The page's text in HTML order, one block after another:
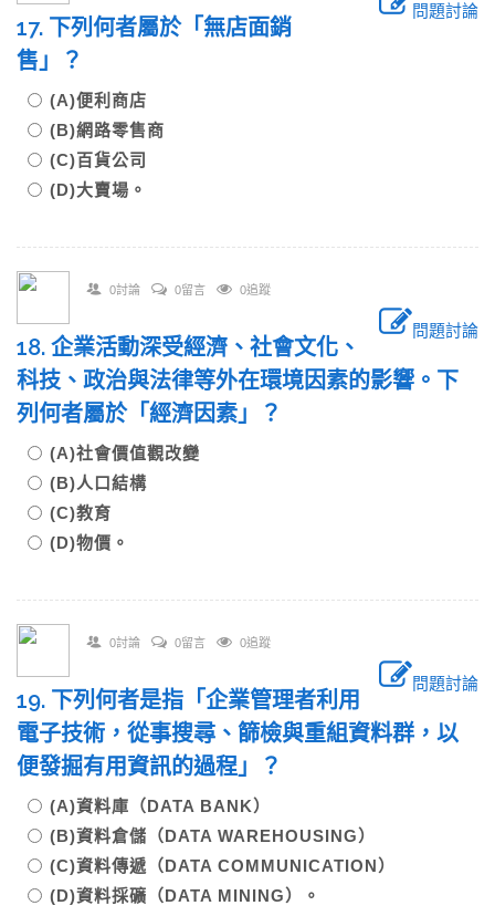
問題討論
17. 下列何者屬於「無店面銷
售」？
(A)便利商店
(B)網路零售商
(C)百貨公司
(D)大賣場。
0討論 0留言 0追蹤
問題討論
18. 企業活動深受經濟、社會文化、
科技、政治與法律等外在環境因素的影響。下
列何者屬於「經濟因素」？
(A)社會價值觀改變
(B)人口結構
(C)教育
(D)物價。
0討論 0留言 0追蹤
問題討論
19. 下列何者是指「企業管理者利用
電子技術，從事搜尋、篩檢與重組資料群，以
便發掘有用資訊的過程」？
(A)資料庫（DATA BANK）
(B)資料倉儲（DATA WAREHOUSING）
(C)資料傳遞（DATA COMMUNICATION）
(D)資料採礦（DATA MINING）。